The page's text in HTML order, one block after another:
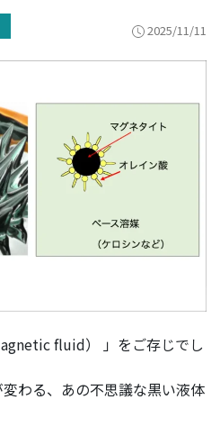
2025/11/11
fluid） 」をご存じでし
わる、あの不思議な黒い液体